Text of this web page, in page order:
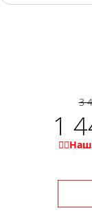
3
1